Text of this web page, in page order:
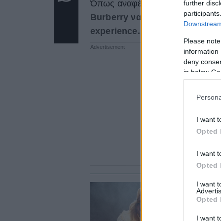
further
Please
information
deny
in below
I want
Opted
I want
Opted
I want
Opted
I want
Όπως αναφέρεται και στο WWD,
Burberry να επεκτείνει την
experience.